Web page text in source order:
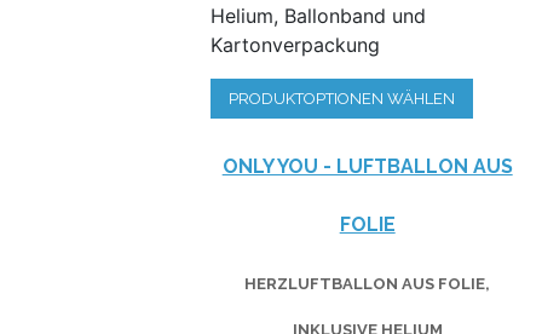
Helium, Ballonband und
Kartonverpackung
PRODUKTOPTIONEN WÄHLEN
ONLY YOU - LUFTBALLON AUS
FOLIE
HERZLUFTBALLON AUS FOLIE,
INKLUSIVE HELIUM